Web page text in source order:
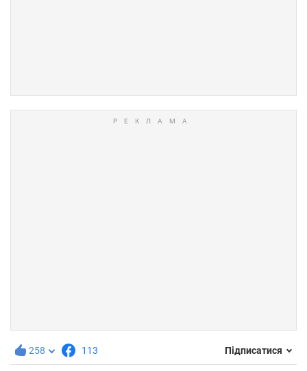
258 113 Підписатися